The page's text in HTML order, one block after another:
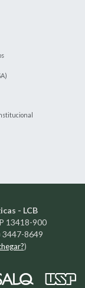
- LCB
13418-900
3447-8649
)